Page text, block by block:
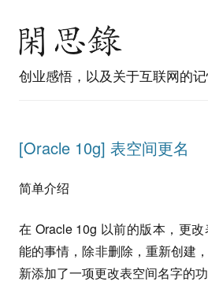
创业感悟，以及关于互联网的
[Oracle 10g] 表空间更名
简单介绍
在 Oracle 10g 以前的版本，更
能的事情，除非删除，重新创建
新添加了一项更改表空间名字的